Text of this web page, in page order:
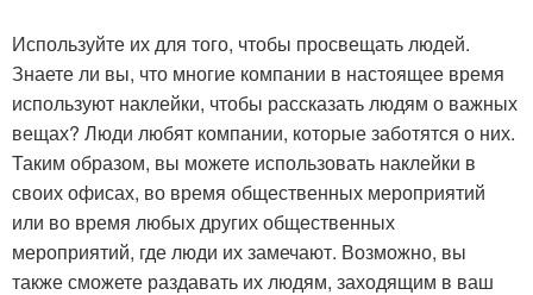
Используйте их для того, чтобы просвещать людей.
Знаете ли вы, что многие компании в настоящее время
используют наклейки, чтобы рассказать людям о важных
вещах? Люди любят компании, которые заботятся о них.
Таким образом, вы можете использовать наклейки в
своих офисах, во время общественных мероприятий
или во время любых других общественных
мероприятий, где люди их замечают. Возможно, вы
также сможете раздавать их людям, заходящим в ваш